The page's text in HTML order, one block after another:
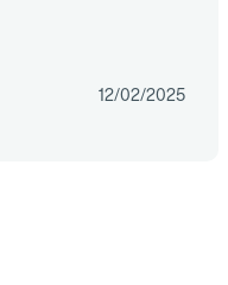
12/02/2025